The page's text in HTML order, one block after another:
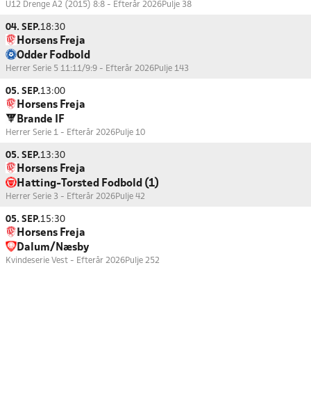
U12 Drenge A2 (2015) 8:8 - Efterår 2026Pulje 38
04. SEP.18:30
Horsens Freja
Odder Fodbold
Herrer Serie 5 11:11/9:9 - Efterår 2026Pulje 143
05. SEP.13:00
Horsens Freja
Brande IF
Herrer Serie 1 - Efterår 2026Pulje 10
05. SEP.13:30
Horsens Freja
Hatting-Torsted Fodbold (1)
Herrer Serie 3 - Efterår 2026Pulje 42
05. SEP.15:30
Horsens Freja
Dalum/Næsby
Kvindeserie Vest - Efterår 2026Pulje 252